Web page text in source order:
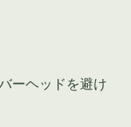
ーヘッドを避け